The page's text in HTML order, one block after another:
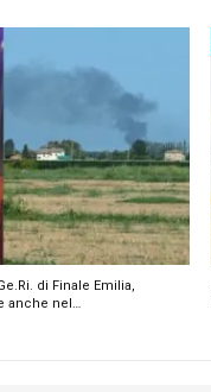
di Finale Emilia,
anche nel…